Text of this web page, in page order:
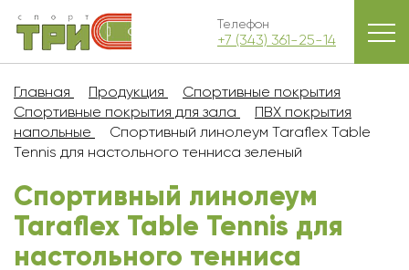
Телефон
+7 (343) 361-25-14
Главная Продукция
Спортивные покрытия
Спортивные покрытия для зала
ПВХ покрытия
напольные
Спортивный линолеум Taraflex Table
Tennis для настольного тенниса зеленый
Спортивный линолеум
Taraflex Table Tennis для
настольного тенниса